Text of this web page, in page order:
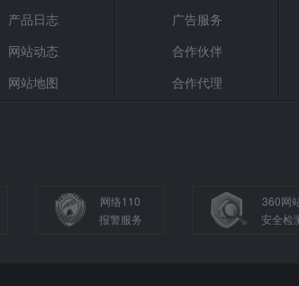
产品日志
网站动态
网站地图
广告服务
合作伙伴
合作代理
网络110
报警服务
360网
安全检